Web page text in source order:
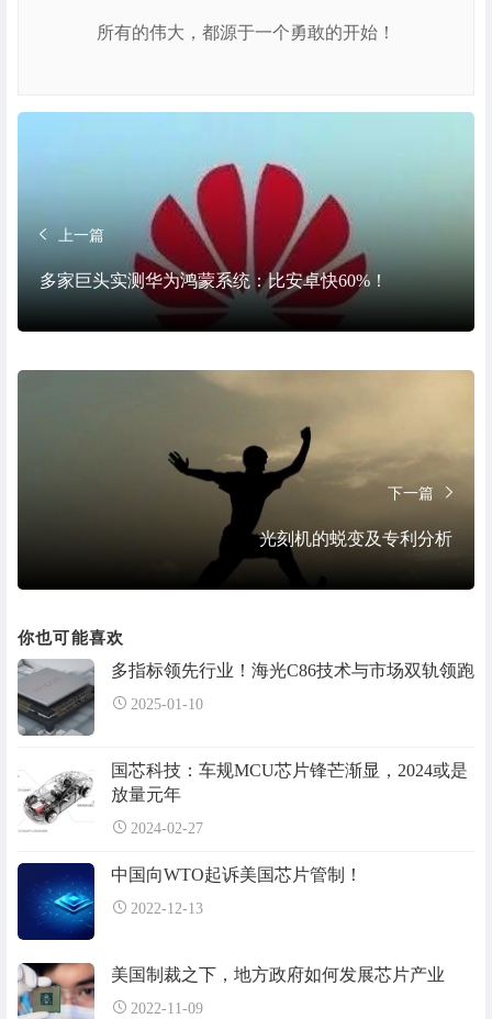
所有的伟大，都源于一个勇敢的开始！
上一篇
多家巨头实测华为鸿蒙系统：比安卓快60%！
下一篇
光刻机的蜕变及专利分析
你也可能喜欢
多指标领先行业！海光C86技术与市场双轨领跑
2025-01-10
国芯科技：车规MCU芯片锋芒渐显，2024或是
放量元年
2024-02-27
中国向WTO起诉美国芯片管制！
2022-12-13
美国制裁之下，地方政府如何发展芯片产业
2022-11-09